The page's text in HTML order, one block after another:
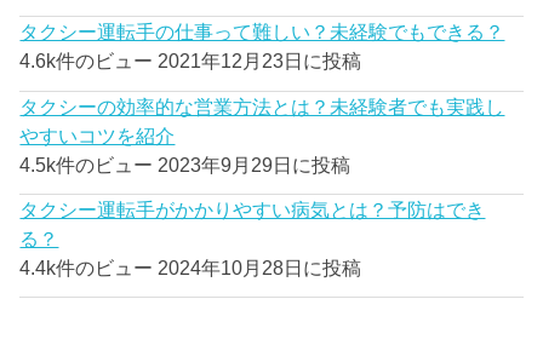
タクシー運転手の仕事って難しい？未経験でもできる？
4.6k件のビュー 2021年12月23日に投稿
タクシーの効率的な営業方法とは？未経験者でも実践し
やすいコツを紹介
4.5k件のビュー 2023年9月29日に投稿
タクシー運転手がかかりやすい病気とは？予防はでき
る？
4.4k件のビュー 2024年10月28日に投稿